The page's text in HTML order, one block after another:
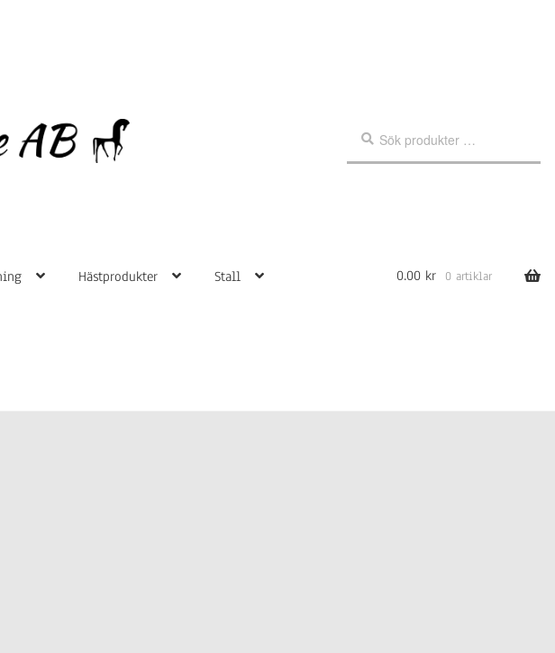
efter:
Hästprodukter Stall 0.00 kr 0 artiklar